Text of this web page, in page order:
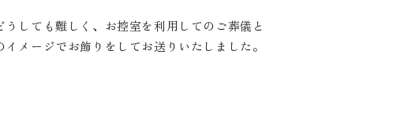
しても難しく、お控室を利用してのご葬儀と
メージでお飾りをしてお送りいたしました。